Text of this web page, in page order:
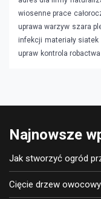
wiosenne prace
uprawa warzyw szara
infekcji materiały siatek
upraw kontrola robactwa
Najnowsze
Jak stworzyć ogród
Cięcie drzew